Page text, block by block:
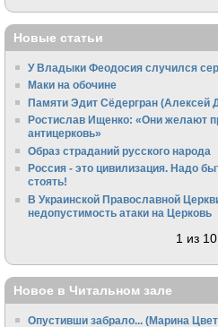
Новые статьи
У Владыки Феодосия случился
Маки на обочине
Памяти Эдит Сёдергран (Алексей
Ростислав Ищенко: «Они желают
антицерковь»
Образ страданий русского народа
Россия - это цивилизация. Надо
стоять!
В Украинской Православной
недопустимость атаки на Церковь
1 из 10
Новое в Читальном зале
Опустивши забрало... (Марина